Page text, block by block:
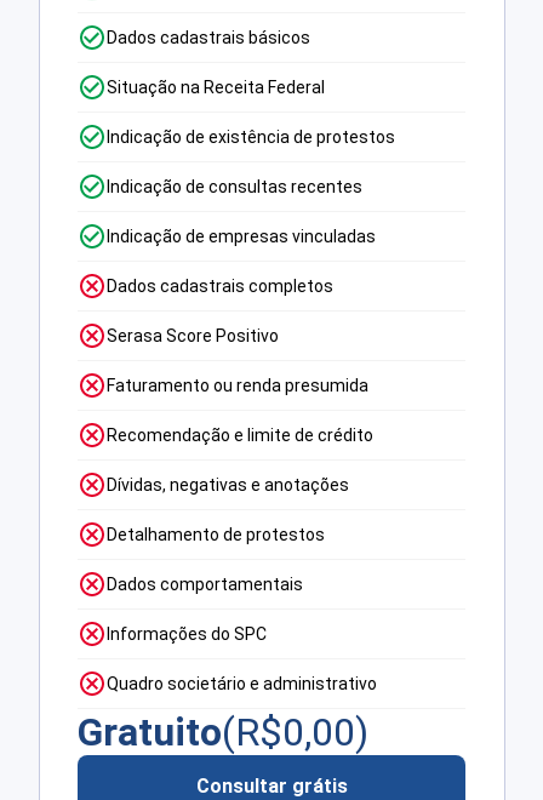
Dados cadastrais básicos
Situação na Receita Federal
Indicação de existência de protestos
Indicação de consultas recentes
Indicação de empresas vinculadas
Dados cadastrais completos
Serasa Score Positivo
Faturamento ou renda presumida
Recomendação e limite de crédito
Dívidas, negativas e anotações
Detalhamento de protestos
Dados comportamentais
Informações do SPC
Quadro societário e administrativo
Gratuito(R$0,00)
Consultar grátis